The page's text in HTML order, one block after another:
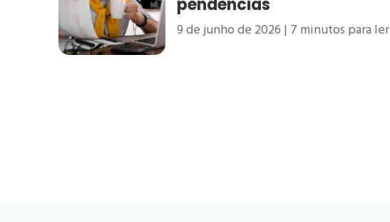
pendências
9 de junho de 2026 7 minutos para ler